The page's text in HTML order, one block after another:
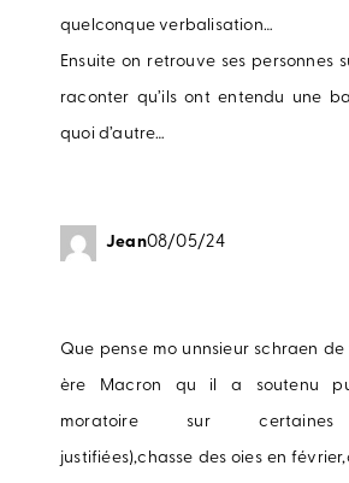
quelconque verbalisation…
Ensuite on retrouve ses personnes
raconter qu’ils ont entendu une
quoi d’autre…
Jean08/05/24
Que pense mo unnsieur schraen de
ère Macron qu il a soutenu
moratoire sur certaines
justifiées),chasse des oies en